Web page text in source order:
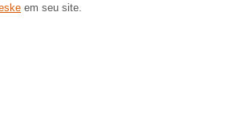
em seu site.